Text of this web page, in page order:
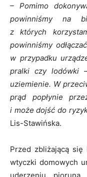
– Pomimo
powinniśmy na
z których
powinniśmy
w przypadku
pralki czy lodówki
uziemienie. W
prąd popłynie
i może dojść do
Lis-Stawińska.
Przed zbliżającą
wtyczki domowych